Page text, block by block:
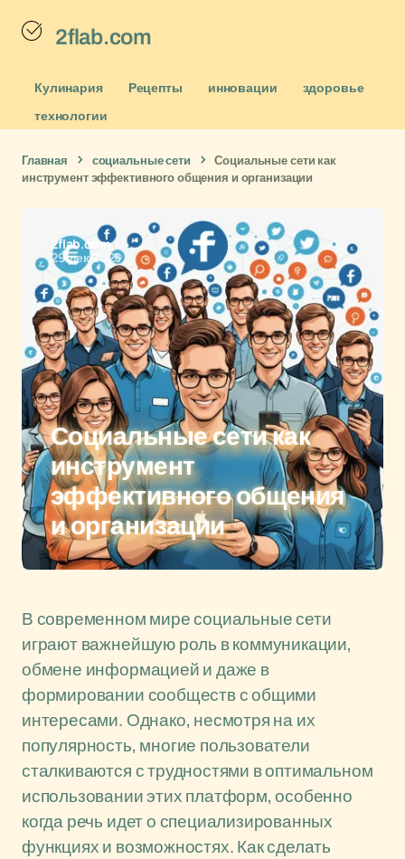
2flab.com
Кулинария Рецепты инновации
здоровье
технологии
Главная социальные сети
Социальные сети как
инструмент эффективного общения и организации
2flab.com
29 дек 2025
Социальные сети как
инструмент
эффективного общения
и организации
В современном мире социальные сети
играют важнейшую роль в коммуникации,
обмене информацией и даже в
формировании сообществ с общими
интересами. Однако, несмотря на их
популярность, многие пользователи
сталкиваются с трудностями в оптимальном
использовании этих платформ, особенно
когда речь идет о специализированных
функциях и возможностях. Как сделать